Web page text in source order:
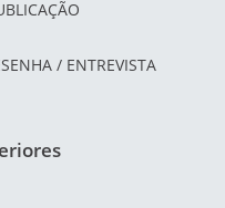
/ ENTREVISTA